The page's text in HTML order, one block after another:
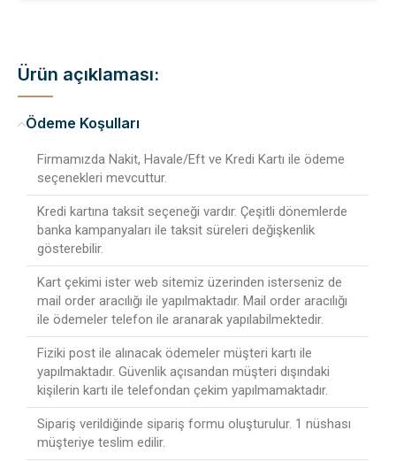
Ürün açıklaması:
Ödeme Koşulları
Firmamızda Nakit, Havale/Eft ve Kredi Kartı ile ödeme
seçenekleri mevcuttur.
Kredi kartına taksit seçeneği vardır. Çeşitli dönemlerde
banka kampanyaları ile taksit süreleri değişkenlik
gösterebilir.
Kart çekimi ister web sitemiz üzerinden isterseniz de
mail order aracılığı ile yapılmaktadır. Mail order aracılığı
ile ödemeler telefon ile aranarak yapılabilmektedir.
Fiziki post ile alınacak ödemeler müşteri kartı ile
yapılmaktadır. Güvenlik açısandan müşteri dışındaki
kişilerin kartı ile telefondan çekim yapılmamaktadır.
Sipariş verildiğinde sipariş formu oluşturulur. 1 nüshası
müşteriye teslim edilir.